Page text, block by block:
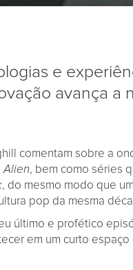
e
avança a
comentam sobre a
Alien, bem como séries
, do mesmo modo que
pop da mesma
último e profético
em um curto